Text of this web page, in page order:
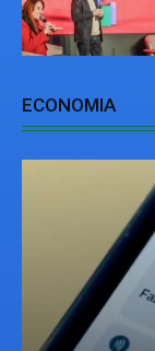
ECONOMIA